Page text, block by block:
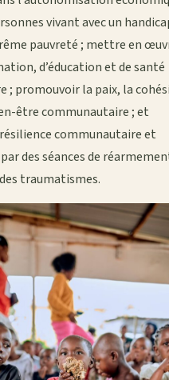
vivant avec un
pauvreté ; mettre en
d’éducation et de santé
; promouvoir la paix, la
être communautaire ; et
communautaire et
des séances de
traumatismes.